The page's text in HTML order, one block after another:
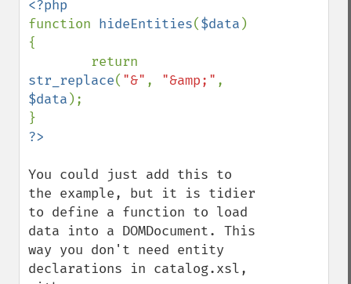
function hideEntities($data )
{
str_replace( "&" , "&amp;"
$data );
You could just add this to
the example, but it is tidier
to define a function to load
data into a DOMDocument. This
way you don't need entity
declarations in catalog.xsl,